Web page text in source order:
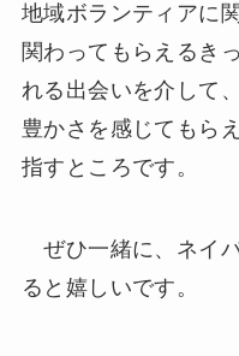
地域ボランティアに
関わってもらえるき
れる出会いを介して
豊かさを感じてもら
指すところです。
ぜひ一緒に、ネイ
ると嬉しいです。